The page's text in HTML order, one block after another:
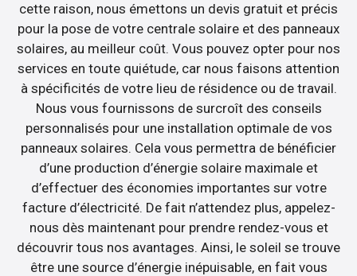
cette raison, nous émettons un devis gratuit et précis
pour la pose de votre centrale solaire et des panneaux
solaires, au meilleur coût. Vous pouvez opter pour nos
services en toute quiétude, car nous faisons attention
à spécificités de votre lieu de résidence ou de travail.
Nous vous fournissons de surcroît des conseils
personnalisés pour une installation optimale de vos
panneaux solaires. Cela vous permettra de bénéficier
d’une production d’énergie solaire maximale et
d’effectuer des économies importantes sur votre
facture d’électricité. De fait n’attendez plus, appelez-
nous dès maintenant pour prendre rendez-vous et
découvrir tous nos avantages. Ainsi, le soleil se trouve
être une source d’énergie inépuisable, en fait vous